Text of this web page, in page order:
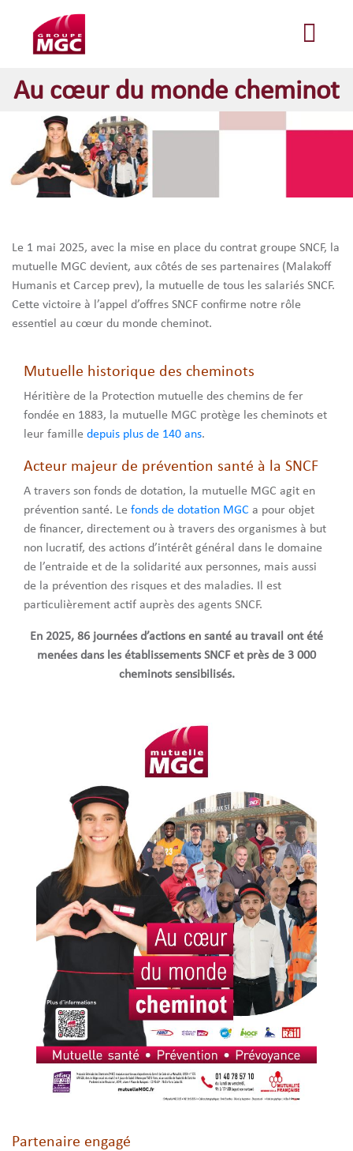
Au cœur du monde cheminot
Le 1 mai 2025, avec la mise en place du contrat groupe SNCF, la
mutuelle MGC devient, aux côtés de ses partenaires (Malakoff
Humanis et Carcep prev), la mutuelle de tous les salariés SNCF.
Cette victoire à l’appel d’offres SNCF confirme notre rôle
essentiel au cœur du monde cheminot.
Mutuelle historique des cheminots
Héritière de la Protection mutuelle des chemins de fer
fondée en 1883, la mutuelle MGC protège les cheminots et
leur famille depuis plus de 140 ans.
Acteur majeur de prévention santé à la SNCF
A travers son fonds de dotation, la mutuelle MGC agit en
prévention santé. Le fonds de dotation MGC a pour objet
de financer, directement ou à travers des organismes à but
non lucratif, des actions d’intérêt général dans le domaine
de l’entraide et de la solidarité aux personnes, mais aussi
de la prévention des risques et des maladies. Il est
particulièrement actif auprès des agents SNCF.
En 2025, 86 journées d’actions en santé au travail ont été
menéesdans les établissements SNCF et près de 3 000
cheminots sensibilisés.
Partenaire engagé